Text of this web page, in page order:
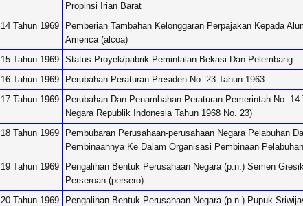
Propinsi Irian Barat
14 Tahun 1969
Pemberian Tambahan Kelonggaran Perpajakan Kepada
America (alcoa)
15 Tahun 1969 Status Proyek/pabrik Pemintalan Bekasi Dan Pelembang
16 Tahun 1969
Perubahan Peraturan Presiden No. 23 Tahun 1963
17 Tahun 1969
Perubahan Dan Penambahan Peraturan Pemerintah No. 14
Negara Republik Indonesia Tahun 1968 No. 23)
18 Tahun 1969
Pembubaran Perusahaan-perusahaan Negara Pelabuhan
Pembinaannya Ke Dalam Organisasi Pembinaan Pelabuhan
19 Tahun 1969
Pengalihan Bentuk Perusahaan Negara (p.n.) Semen
Perseroan (persero)
20 Tahun 1969
Pengalihan Bentuk Perusahaan Negara (p.n.) Pupuk